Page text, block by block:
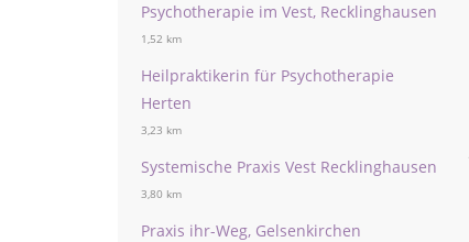
Psychotherapie im Vest, Recklinghausen
1,52 km
Heilpraktikerin für Psychotherapie
Herten
3,23 km
Systemische Praxis Vest Recklinghausen
3,80 km
Praxis ihr-Weg, Gelsenkirchen